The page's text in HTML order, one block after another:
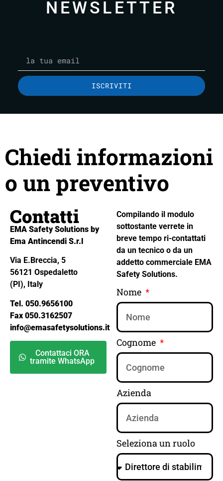
NEWSLETTER
ISCRIVITI
Chiedi informazioni
o un preventivo
Contatti
EMA Safety Solutions by
Ema Antincendi S.r.l
Via E.Breccia, 5
56121 Ospedaletto
(PI), Italy
Tel. 050.9656100
Fax 050.3162507
info@emasafetysolutions.it
Contattaci ORA
tramite WhatsApp
Compilando il modulo
sottostante verrete in
breve tempo ri-contattati
da un tecnico o da un
addetto commerciale EMA
Safety Solutions.
Nome
Cognome
Azienda
Seleziona un ruolo